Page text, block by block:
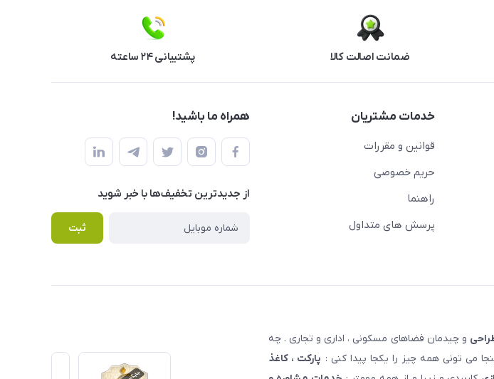
ضمانت اصالت کالا پشتیبانی ۲۴ ساعته
خدمات مشتریان
قوانین و مقررات
حریم خصوصی
راهنما
پرسش های متداول
همراه ما باشید!
از جدید‌ترین تخفیف‌ها با‌ خبر شوید
ثبت
و چیدمان فضاهای مسکونی ، اداری و تجاری . چه
می تونی همه چیز را یکجا پیدا کنی : پارکت ، کاغذ